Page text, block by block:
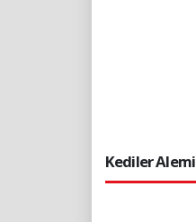
Kediler Alemi